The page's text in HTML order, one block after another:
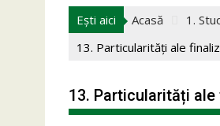
Ești aici Acasă 1.
13. Particularități ale
13. Particularități